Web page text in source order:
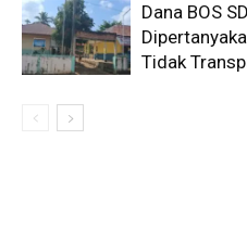
Dana BOS
Tidak